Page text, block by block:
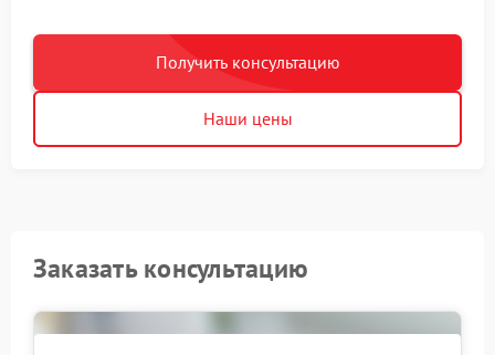
Получить консультацию
Наши цены
Заказать консультацию